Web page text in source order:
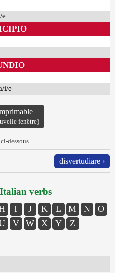
i/e
fenêtre)
dessous
disvertudiare ›
verbs
I J K L M N
O
V W X Y Z